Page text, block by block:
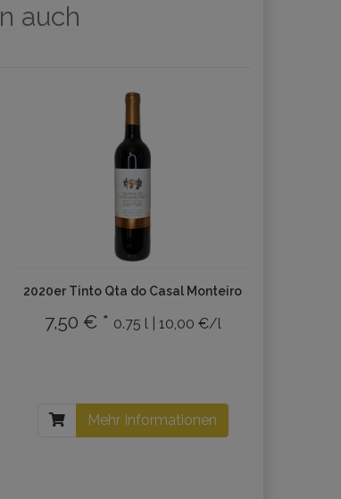
auch
2020er Tinto Qta do Casal Monteiro
7,50 € * 0.75 l | 10,00 €/l
Mehr Informationen